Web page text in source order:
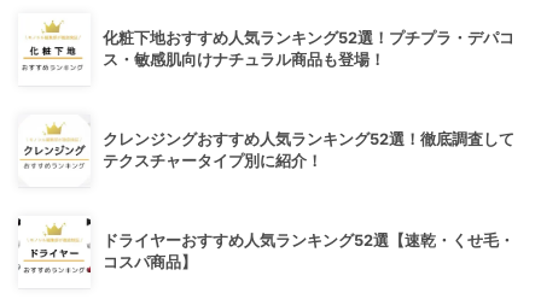
化粧下地おすすめ人気ランキング52選！プチプラ・デパコ
ス・敏感肌向けナチュラル商品も登場！
クレンジングおすすめ人気ランキング52選！徹底調査して
テクスチャータイプ別に紹介！
ドライヤーおすすめ人気ランキング52選【速乾・くせ毛・
コスパ商品】